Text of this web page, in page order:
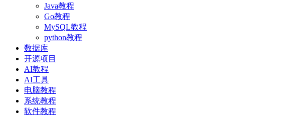
Java教程
Go教程
MySQL教程
python教程
数据库
开源项目
AI教程
AI工具
电脑教程
系统教程
软件教程